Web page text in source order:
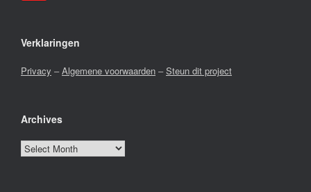
Verklaringen
Privacy –Algemene voorwaarden –Steun dit project
Archives
Archives